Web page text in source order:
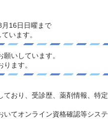
16日日曜まで
います。
いしています。
ます。
ており、受診歴、薬剤情報、特
いてオンライン資格確認等シ